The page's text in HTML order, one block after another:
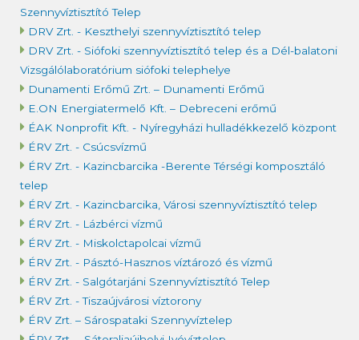
Szennyvíztisztító Telep
DRV Zrt. - Keszthelyi szennyvíztisztító telep
DRV Zrt. - Siófoki szennyvíztisztító telep és a Dél-balatoni
Vizsgálólaboratórium siófoki telephelye
Dunamenti Erőmű Zrt. – Dunamenti Erőmű
E.ON Energiatermelő Kft. – Debreceni erőmű
ÉAK Nonprofit Kft. - Nyíregyházi hulladékkezelő központ
ÉRV Zrt. - Csúcsvízmű
ÉRV Zrt. - Kazincbarcika -Berente Térségi komposztáló
telep
ÉRV Zrt. - Kazincbarcika, Városi szennyvíztisztító telep
ÉRV Zrt. - Lázbérci vízmű
ÉRV Zrt. - Miskolctapolcai vízmű
ÉRV Zrt. - Pásztó-Hasznos víztározó és vízmű
ÉRV Zrt. - Salgótarjáni Szennyvíztisztító Telep
ÉRV Zrt. - Tiszaújvárosi víztorony
ÉRV Zrt. – Sárospataki Szennyvíztelep